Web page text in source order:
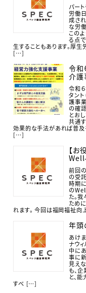
パー
労働
成さ
な労
この
る点
生することもあります。厚
[…]
令
介護
令和
タン
護事
の確
とお
共通
効果的な手法があれば普及
[…]
【お
前回
の受
時期
の
た。
ため
れます。 今回は福岡福祉
年頭
あけ
ナウ
中に
事に
見え
も、
と、
すべ […]